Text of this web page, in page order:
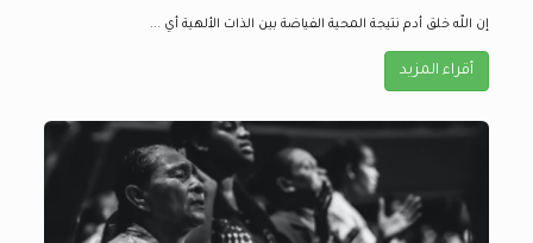
إن اللّه خلق أدم نتيجة المحية الفياضة بين الذات الألهية أي ...
أقراء المزيد